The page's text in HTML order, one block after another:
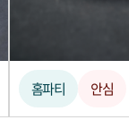
홈파티 안심